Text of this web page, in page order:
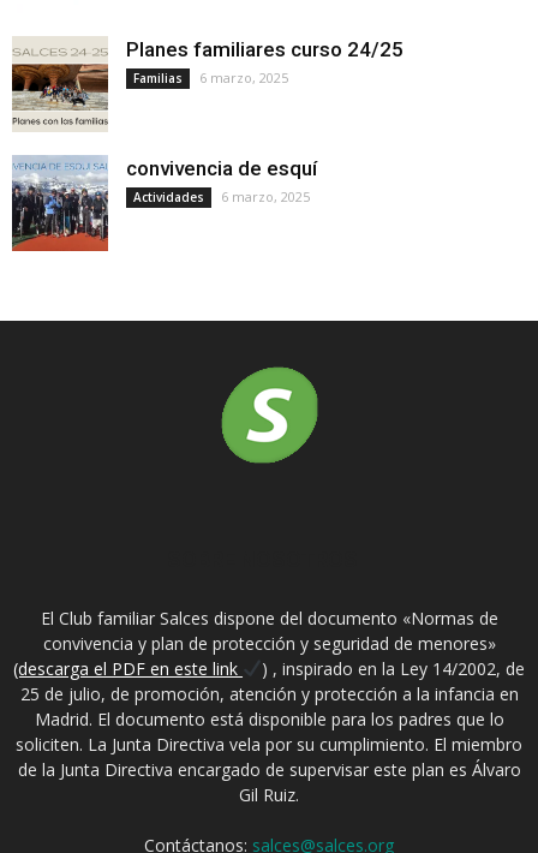
Planes familiares curso 24/25
Familias 6 marzo, 2025
convivencia de esquí
Actividades 6 marzo, 2025
El Club familiar Salces dispone del documento «Normas de
convivencia y plan de protección y seguridad de menores»
(descarga el PDF en este link
) , inspirado en la Ley 14/2002, de
25 de julio, de promoción, atención y protección a la infancia en
Madrid. El documento está disponible para los padres que lo
soliciten. La Junta Directiva vela por su cumplimiento. El miembro
de la Junta Directiva encargado de supervisar este plan es Álvaro
Gil Ruiz.
Contáctanos: salces@salces.org